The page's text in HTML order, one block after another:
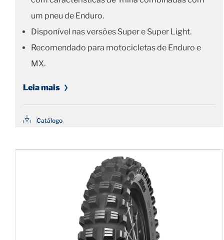
um pneu de Enduro.
Disponível nas versões Super e Super Light.
Recomendado para motocicletas de Enduro e
MX.
Leia mais
Catálogo